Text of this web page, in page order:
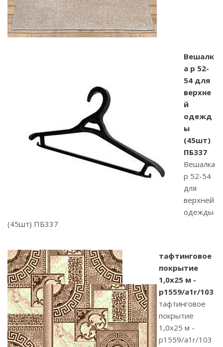
Вешалк
а р 52-
54 для
верхне
й
одежд
ы
(45шт)
ПБ337
Вешалка
р 52-54
для
верхней
одежды
(45шт) ПБ337
тафтинговое
покрытие
1,0х25 м -
p1559/a1r/103
тафтинговое
покрытие
1,0х25 м -
p1559/a1r/103